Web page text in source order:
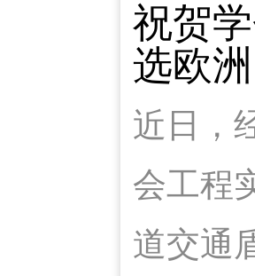
祝贺
选欧
近日，
会工程
道交通